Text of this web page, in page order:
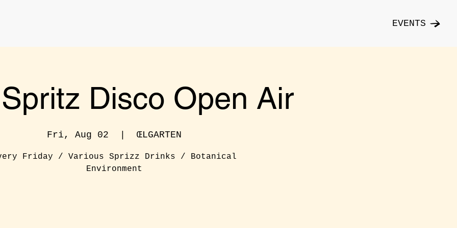
EVENTS
Disco Open Air
Fri, Aug 02 ŒLGARTEN
Friday / Various Sprizz Drinks / Botanical
Environment